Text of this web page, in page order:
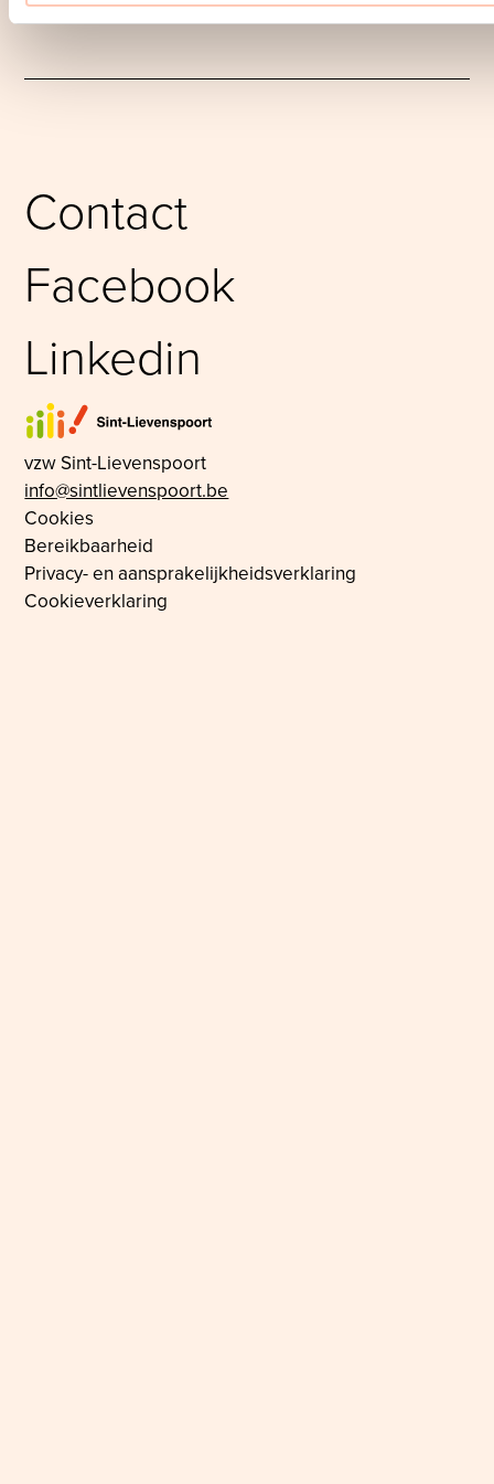
Contact
Facebook
Linkedin
Sint-Lievenspoort
vzw Sint-Lievenspoort
info@sintlievenspoort.be
Cookies
Bereikbaarheid
Privacy- en aansprakelijkheidsverklaring
Cookieverklaring